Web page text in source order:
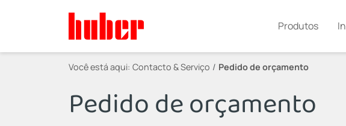
Produtos
Você está aqui: Contacto & Serviço Pedido de orçamento
Pedido de orçamento